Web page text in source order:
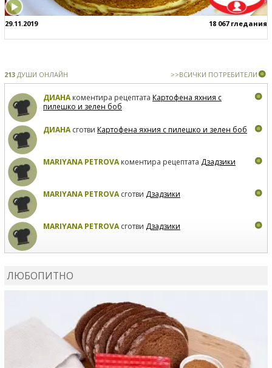
29.11.2019 18 067 гледания
213 ДУШИ ОНЛАЙН >>ВСИЧКИ ПОТРЕБИТЕЛИ
ДИАНАкоментира рецептата Картофена яхния с
пилешко и зелен боб
ДИАНАсготви Картофена яхния с пилешко и зелен боб
MARIYANA PETROVAкоментира рецептата Дзадзики
MARIYANA PETROVAсготви Дзадзики
MARIYANA PETROVAсготви Дзадзики
ЛЮБОПИТНО